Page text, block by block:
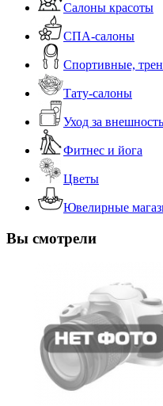
Салоны красоты
СПА-салоны
Спортивные,
Тату-салоны
Уход за
Фитнес и йога
Цветы
Ювелирные
Вы смотрели